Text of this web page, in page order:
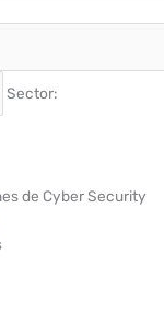
Sector:
de Cyber Security